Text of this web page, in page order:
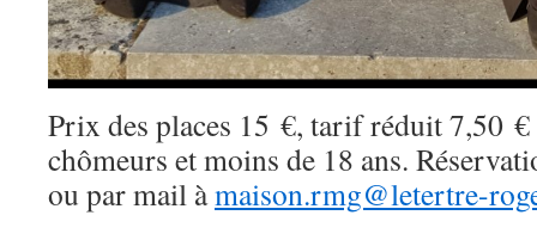
Prix des places 15 €, tarif réduit 7,50
chômeurs et moins de 18 ans.
ou par mail àmaison.rmg@letertre-